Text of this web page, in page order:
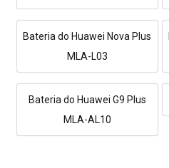
Bateria do Huawei Nova Plus
MLA-L03
Bateria do Huawei G9 Plus
MLA-AL10